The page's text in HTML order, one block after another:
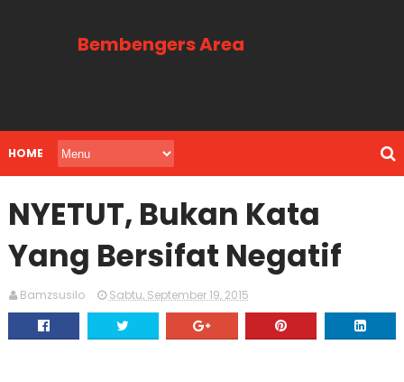
Bembengers Area
HOME
NYETUT, Bukan Kata
Yang Bersifat Negatif
Bamzsusilo Sabtu, September 19, 2015